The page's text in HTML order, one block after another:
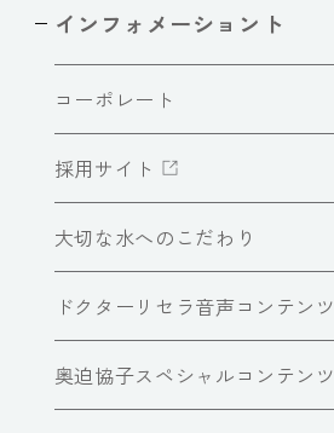
インフォメーショント
コーポレート
採用サイト
大切な水へのこだわり
ドクターリセラ音声コンテンツ
奥迫協子スペシャルコンテンツ